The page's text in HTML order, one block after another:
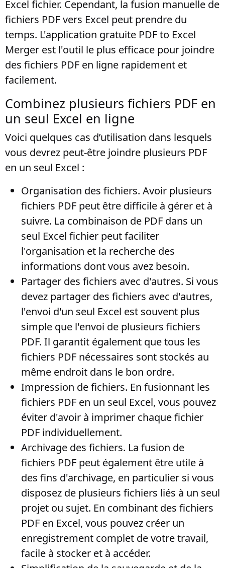
Excel fichier. Cependant, la fusion manuelle de
fichiers PDF vers Excel peut prendre du
temps. L'application gratuite PDF to Excel
Merger est l'outil le plus efficace pour joindre
des fichiers PDF en ligne rapidement et
facilement.
Combinez plusieurs fichiers PDF en
un seul Excel en ligne
Voici quelques cas d’utilisation dans lesquels
vous devrez peut-être joindre plusieurs PDF
en un seul Excel :
Organisation des fichiers. Avoir plusieurs
fichiers PDF peut être difficile à gérer et à
suivre. La combinaison de PDF dans un
seul Excel fichier peut faciliter
l'organisation et la recherche des
informations dont vous avez besoin.
Partager des fichiers avec d'autres. Si vous
devez partager des fichiers avec d'autres,
l'envoi d'un seul Excel est souvent plus
simple que l'envoi de plusieurs fichiers
PDF. Il garantit également que tous les
fichiers PDF nécessaires sont stockés au
même endroit dans le bon ordre.
Impression de fichiers. En fusionnant les
fichiers PDF en un seul Excel, vous pouvez
éviter d'avoir à imprimer chaque fichier
PDF individuellement.
Archivage des fichiers. La fusion de
fichiers PDF peut également être utile à
des fins d'archivage, en particulier si vous
disposez de plusieurs fichiers liés à un seul
projet ou sujet. En combinant des fichiers
PDF en Excel, vous pouvez créer un
enregistrement complet de votre travail,
facile à stocker et à accéder.